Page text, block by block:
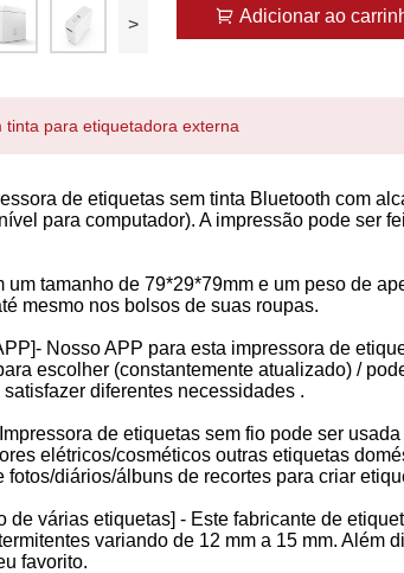
> Adicionar ao
tinta para etiquetadora externa
de etiquetas sem tinta Bluetooth com
para computador). A impressão pode ser
um tamanho de 79*29*79mm e um peso de
mesmo nos bolsos de suas roupas.
Nosso APP para esta impressora de
escolher (constantemente atualizado) /
diferentes necessidades .
de etiquetas sem fio pode ser
elétricos/cosméticos outras etiquetas
fotos/diários/álbuns de recortes para criar
de várias etiquetas] - Este fabricante de
variando de 12 mm a 15 mm. Além
favorito.